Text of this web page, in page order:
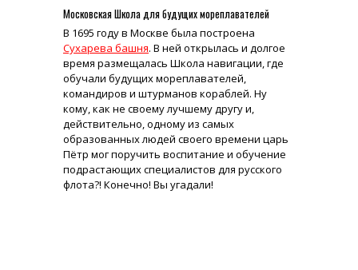
Московская Школа для будущих мореплавателей
В 1695 году в Москве была построена
Сухарева башня. В ней открылась и долгое
время размещалась Школа навигации, где
обучали будущих мореплавателей,
командиров и штурманов кораблей. Ну
кому, как не своему лучшему другу и,
действительно, одному из самых
образованных людей своего времени царь
Пётр мог поручить воспитание и обучение
подрастающих специалистов для русского
флота?! Конечно! Вы угадали!